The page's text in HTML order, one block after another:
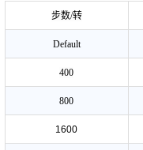
步数/转
Default
400
800
1600